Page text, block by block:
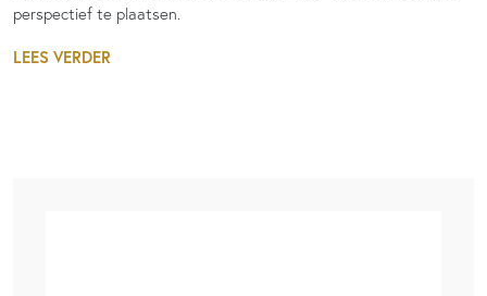
perspectief te plaatsen.
LEES VERDER